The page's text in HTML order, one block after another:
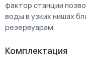
фактор станции
воды в узких нишах
резервуарам.
Комплектация